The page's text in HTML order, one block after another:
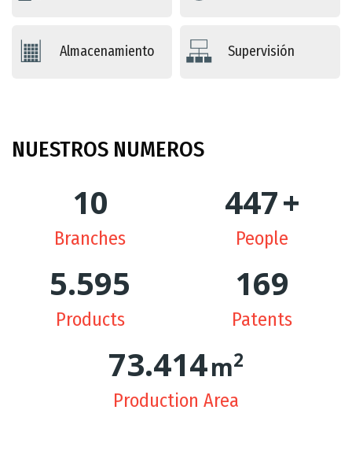
Almacenamiento Supervisión
NUESTROS NUMEROS
10
Branches
449+
People
5.625
Products
170
Patents
74.244m2
Production Area